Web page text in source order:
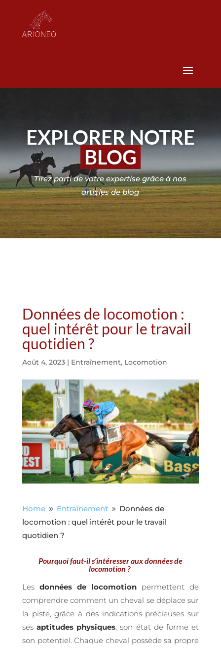
EXPLORER NOTRE
BLOG
Tirez parti de votre expertise grâce à nos
articles de blog
Données de locomotion :
quel intérêt pour le travail
quotidien ?
Août 4, 2023| Entraînement, Locomotion
Home 9 Entraînement 9 Données de
locomotion : quel intérêt pour le travail
quotidien ?
Pourquoi faut-il s’intéresser aux données de
locomotion ?
Les données de locomotion permettent de
comprendre comment un cheval se déplace sur
la piste, grâce à des indications précieuses sur
ses aptitudes physiques , son état de forme et
son potentiel. Chaque cheval possède sa propre